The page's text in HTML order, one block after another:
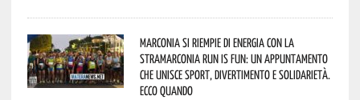
Marconia si riempie di energia con la
StraMarconia Run is Fun: un appuntamento
che unisce sport, divertimento e solidarietà.
Ecco quando